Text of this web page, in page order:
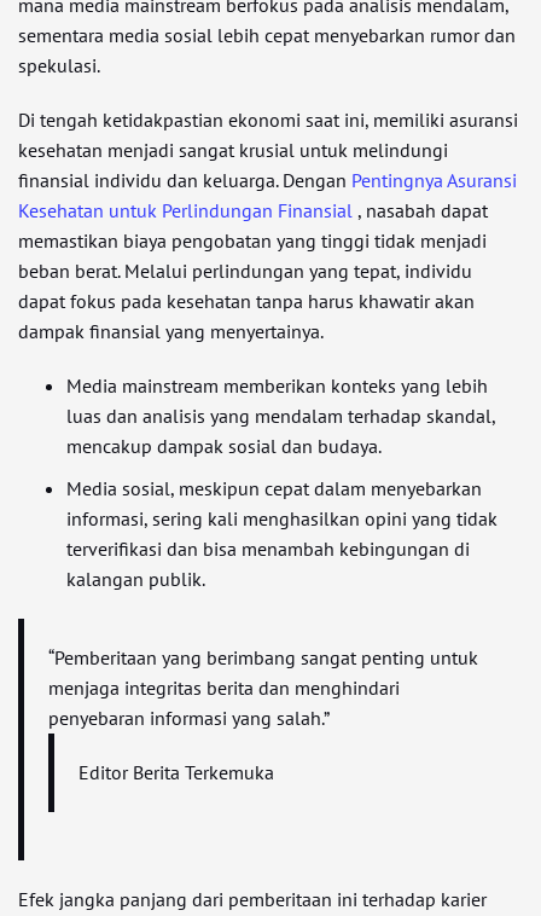
mana media mainstream berfokus pada analisis mendalam,
sementara media sosial lebih cepat menyebarkan rumor dan
spekulasi.
Di tengah ketidakpastian ekonomi saat ini, memiliki asuransi
kesehatan menjadi sangat krusial untuk melindungi
finansial individu dan keluarga. Dengan Pentingnya Asuransi
Kesehatan untuk Perlindungan Finansial , nasabah dapat
memastikan biaya pengobatan yang tinggi tidak menjadi
beban berat. Melalui perlindungan yang tepat, individu
dapat fokus pada kesehatan tanpa harus khawatir akan
dampak finansial yang menyertainya.
Media mainstream memberikan konteks yang lebih
luas dan analisis yang mendalam terhadap skandal,
mencakup dampak sosial dan budaya.
Media sosial, meskipun cepat dalam menyebarkan
informasi, sering kali menghasilkan opini yang tidak
terverifikasi dan bisa menambah kebingungan di
kalangan publik.
“Pemberitaan yang berimbang sangat penting untuk
menjaga integritas berita dan menghindari
penyebaran informasi yang salah.”
Editor Berita Terkemuka
Efek jangka panjang dari pemberitaan ini terhadap karier